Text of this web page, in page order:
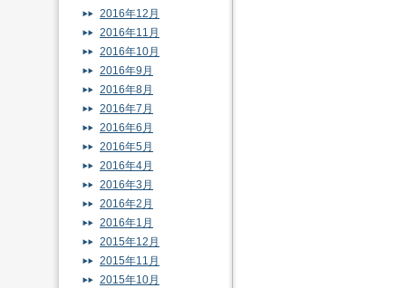
2016年12月
2016年11月
2016年10月
2016年9月
2016年8月
2016年7月
2016年6月
2016年5月
2016年4月
2016年3月
2016年2月
2016年1月
2015年12月
2015年11月
2015年10月